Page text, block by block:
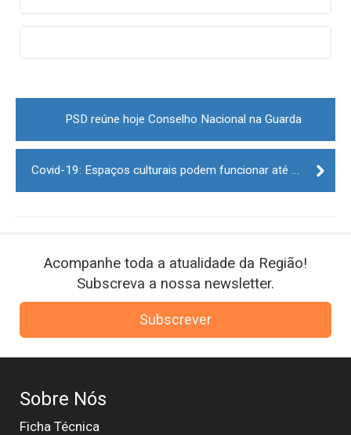
Post
navigationPSD reúne hoje Conselho Nacional na Guarda
Covid-19: Espaços culturais podem funcionar até às 00h00 a partir de 14 de junho
Acompanhe toda a atualidade da Região!
Subscreva a nossa newsletter.
Subscrever
Sobre Nós
Ficha Técnica